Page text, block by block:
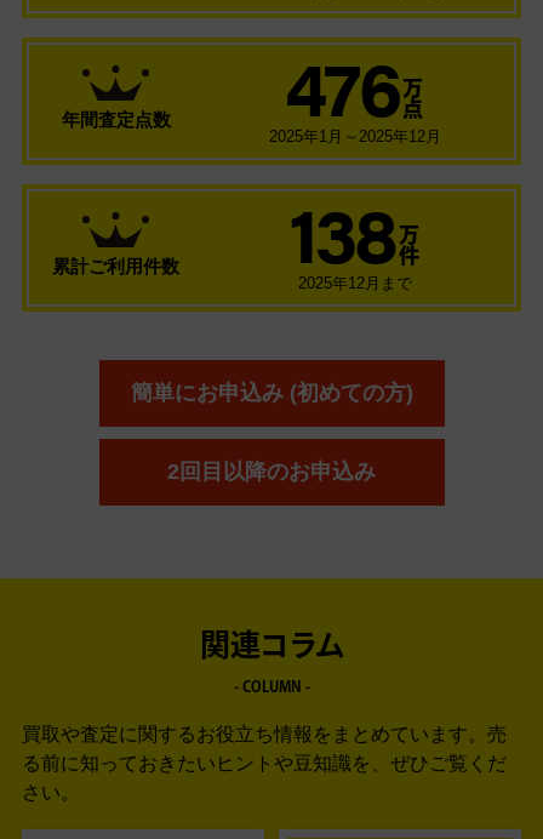
年間査定点数 476 万
点
2025年1月～2025年12月
累計ご利用件数 138 万
件
2025年12月まで
簡単にお申込み (初めての方)
2回目以降のお申込み
関連コラム
- COLUMN -
買取や査定に関するお役立ち情報をまとめています。 売
る前に知っておきたいヒントや豆知識を、ぜひご覧くだ
さい。